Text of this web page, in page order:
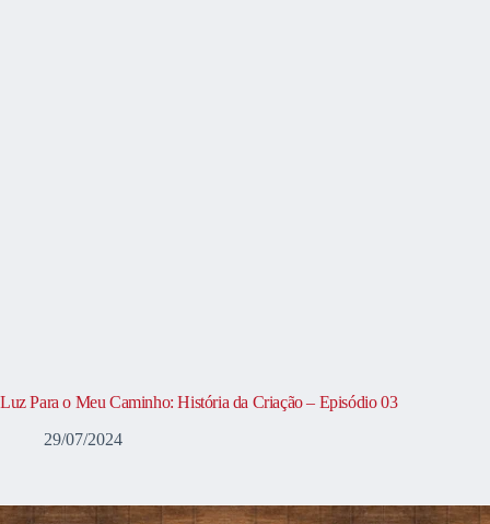
Luz Para o Meu Caminho: História da Criação – Episódio 03
29/07/2024